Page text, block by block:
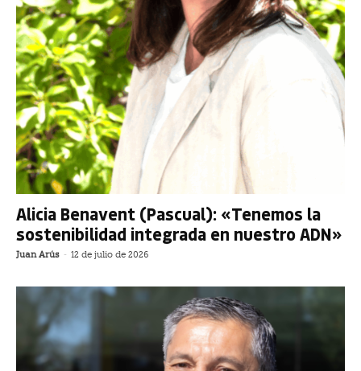
Alicia Benavent (Pascual): «Tenemos la
sostenibilidad integrada en nuestro ADN»
Juan Arús - 12 de julio de 2026